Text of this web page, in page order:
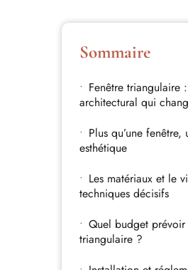
Sommaire
Fenêtre triangulaire
architectural qui
Plus qu’une fenêtre,
esthétique
Les matériaux et le
techniques décisifs
Quel budget
triangulaire ?